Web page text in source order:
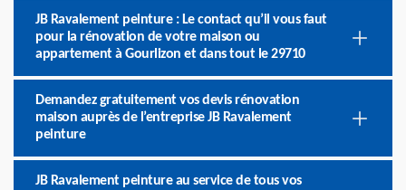
JB Ravalement peinture : Le contact qu’il vous faut
pour la rénovation de votre maison ou
appartement à Gourlizon et dans tout le 29710
Demandez gratuitement vos devis rénovation
maison auprès de l’entreprise JB Ravalement
peinture
JB Ravalement peinture au service de tous vos